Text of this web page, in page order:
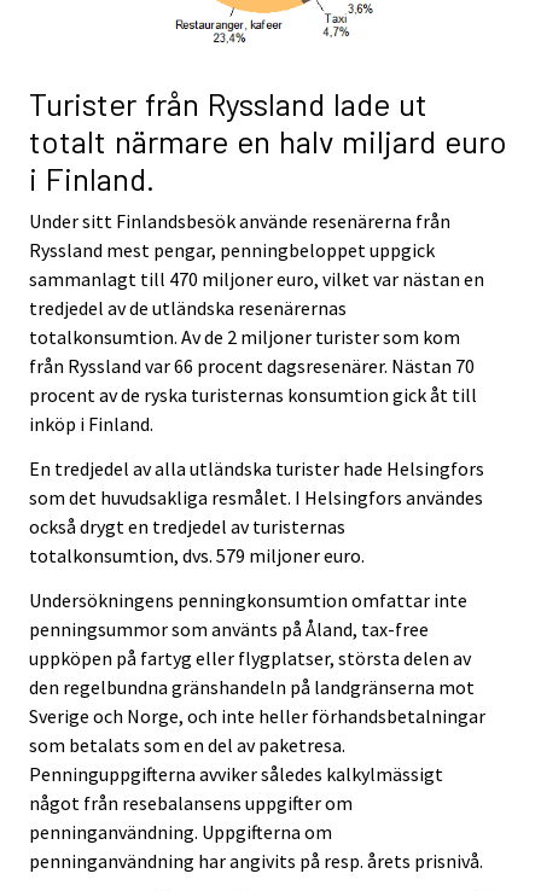
Turister från Ryssland lade ut
totalt närmare en halv miljard euro
i Finland.
Under sitt Finlandsbesök använde resenärerna från
Ryssland mest pengar, penningbeloppet uppgick
sammanlagt till 470 miljoner euro, vilket var nästan en
tredjedel av de utländska resenärernas
totalkonsumtion. Av de 2 miljoner turister som kom
från Ryssland var 66 procent dagsresenärer. Nästan 70
procent av de ryska turisternas konsumtion gick åt till
inköp i Finland.
En tredjedel av alla utländska turister hade Helsingfors
som det huvudsakliga resmålet. I Helsingfors användes
också drygt en tredjedel av turisternas
totalkonsumtion, dvs. 579 miljoner euro.
Undersökningens penningkonsumtion omfattar inte
penningsummor som använts på Åland, tax-free
uppköpen på fartyg eller flygplatser, största delen av
den regelbundna gränshandeln på landgränserna mot
Sverige och Norge, och inte heller förhandsbetalningar
som betalats som en del av paketresa.
Penninguppgifterna avviker således kalkylmässigt
något från resebalansens uppgifter om
penninganvändning. Uppgifterna om
penninganvändning har angivits på resp. årets prisnivå.